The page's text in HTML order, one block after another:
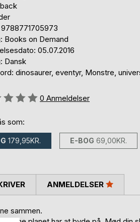
9788771705973
Books on Demand
05.07.2016
Dansk
dinosaurer, eventyr, Monstre,
0 Anmeldelser
som:
179,95KR. E-BOG 69,00KR.
sammen.
ANMELDELSER